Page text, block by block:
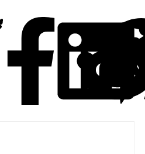
Bluesky